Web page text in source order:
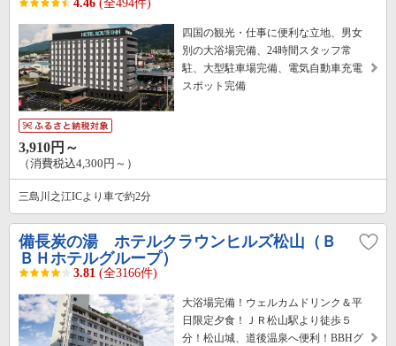
4.46 (全494件)
四国の観光・仕事に便利な立地、男女
別の大浴場完備、24時間スタッフ常
駐、大型駐車場完備、電気自動車充電
スポット完備
3,910円～
（消費税込4,300円～）
三島川之江ICより車で約2分
備長炭の湯 ホテルクラウンヒルズ松山（Ｂ
ＢＨホテルグループ）
3.81 (全3166件)
大浴場完備！ウェルカムドリンク＆平
日限定夕食！ＪＲ松山駅より徒歩５
分！松山城、道後温泉へ便利！BBHグ